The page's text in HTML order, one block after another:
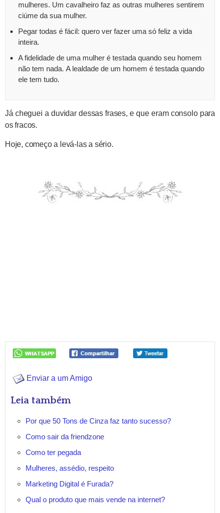
mulheres. Um cavalheiro faz as outras mulheres sentirem
ciúme da sua mulher.
Pegar todas é fácil: quero ver fazer uma só feliz a vida
inteira.
A fidelidade de uma mulher é testada quando seu homem
não tem nada. A lealdade de um homem é testada quando
ele tem tudo.
Já cheguei a duvidar dessas frases, e que eram consolo para
os fracos.
Hoje, começo a levá-las a sério.
Enviar a um Amigo
Leia também
Por que 50 Tons de Cinza faz tanto sucesso?
Como sair da friendzone
Como ter pegada
Mulheres, assédio, respeito
Marketing Digital é Furada?
Qual o produto que mais vende na internet?